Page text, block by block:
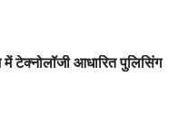
टेक्नोलॉजी आधारित पुलिसिंग